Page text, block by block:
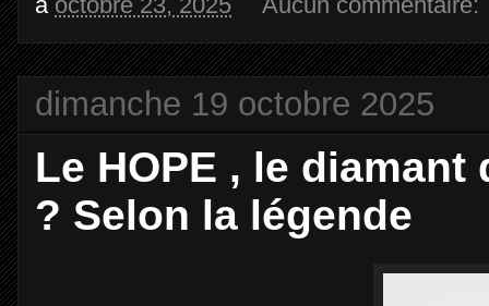
dimanche 19 octobre 2025
Le HOPE , le
? Selon la légende